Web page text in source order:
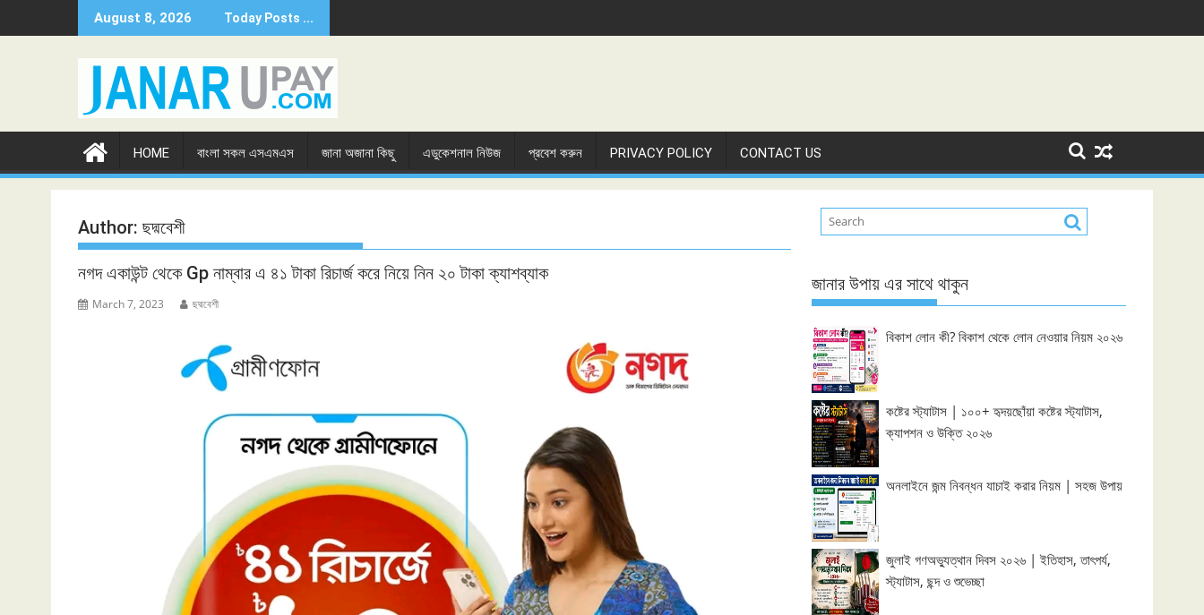
to
August 8, 2026 Today Posts ...
HOME বাংলা সকল এসএমএস জানা অজানা কিছু এডুকেশনাল নিউজ প্রবেশ করুন PRIVACY POLICY CONTACT US
Author: ছদ্মবেশী
নগদ একাউন্ট থেকে Gp নাম্বার এ ৪১ টাকা রিচার্জ করে নিয়ে নিন ২০ টাকা ক্যাশব্যাক
March 7, 2023 ছদ্মবেশী
জানার উপায় এর সাথে থাকুন
বিকাশ লোন কী? বিকাশ থেকে লোন নেওয়ার নিয়ম ২০২৬
কষ্টের স্ট্যাটাস | ১০০+ হৃদয়ছোঁয়া কষ্টের স্ট্যাটাস,
ক্যাপশন ও উক্তি ২০২৬
অনলাইনে জন্ম নিবন্ধন যাচাই করার নিয়ম | সহজ উপায়
জুলাই গণঅভ্যুত্থান দিবস ২০২৬ | ইতিহাস, তাৎপর্য,
স্ট্যাটাস, ছন্দ ও শুভেচ্ছা